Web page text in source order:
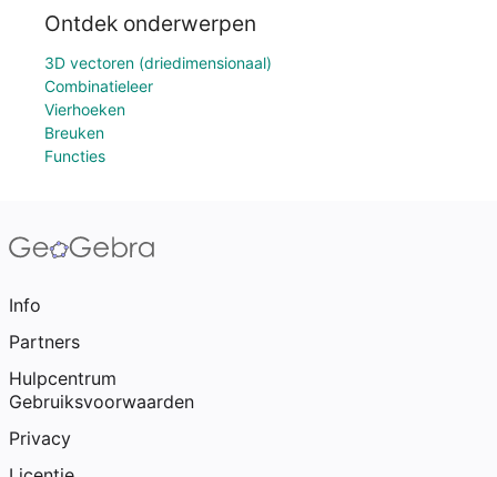
Ontdek onderwerpen
3D vectoren (driedimensionaal)
Combinatieleer
Vierhoeken
Breuken
Functies
Info
Partners
Hulpcentrum
Gebruiksvoorwaarden
Privacy